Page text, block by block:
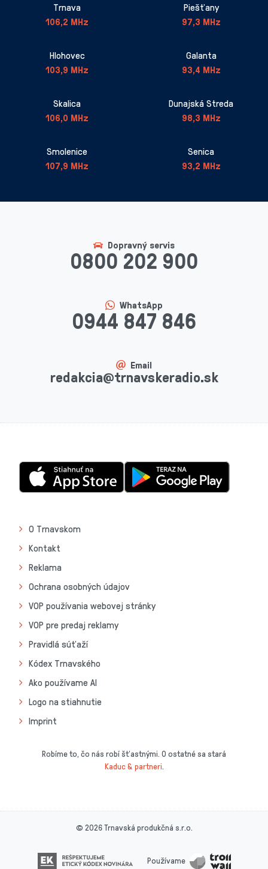
Trnava
106,2 MHz
Piešťany
97,3 MHz
Hlohovec
103,9 MHz
Galanta
93,4 MHz
Skalica
106,0 MHz
Dunajská Streda
98,3 MHz
Smolenice
107,9 MHz
Senica
93,2 MHz
Dopravný servis
0800 202 900
WhatsApp
0944 847 846
Email
redakcia@trnavskeradio.sk
O Trnavskom
Kontakt
Reklama
Ochrana osobných údajov
VOP používania webovej stránky
VOP pre predaj reklamy
Pravidlá súťaží
Kódex Trnavského
Ako používame AI
Logo na stiahnutie
Imprint
Robíme to, čo nás robí šťastnými. O ostatné sa stará
Kaduc & partneri.
© 2026 Trnavská produkčná s.r.o.
Používame